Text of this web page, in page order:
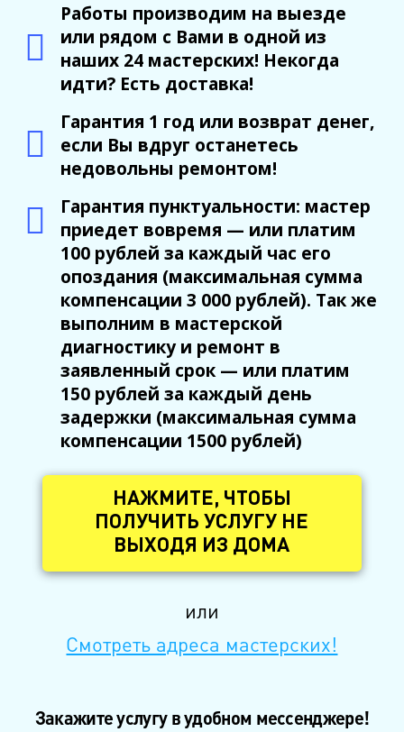
Работы производим на выезде
или рядом с Вами в одной из
наших 24 мастерских! Некогда
идти? Есть доставка!
Гарантия 1 год или возврат денег,
если Вы вдруг останетесь
недовольны ремонтом!
Гарантия пунктуальности: мастер
приедет вовремя — или платим
100 рублей за каждый час его
опоздания (максимальная сумма
компенсации 3 000 рублей). Так же
выполним в мастерской
диагностику и ремонт в
заявленный срок — или платим
150 рублей за каждый день
задержки (максимальная сумма
компенсации 1500 рублей)
НАЖМИТЕ, ЧТОБЫ
ПОЛУЧИТЬ УСЛУГУ НЕ
ВЫХОДЯ ИЗ ДОМА
или
Смотреть адреса мастерских!
Закажите услугу в удобном мессенджере!